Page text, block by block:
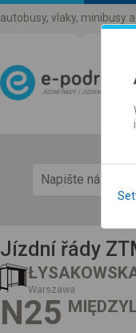
autobusy, vlaky, minibusy a
Jízdní řády
Warszawa
N25